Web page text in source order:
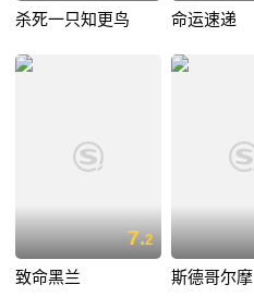
杀死一只知更鸟 命运速递
7.2
致命黑兰 斯德哥尔摩